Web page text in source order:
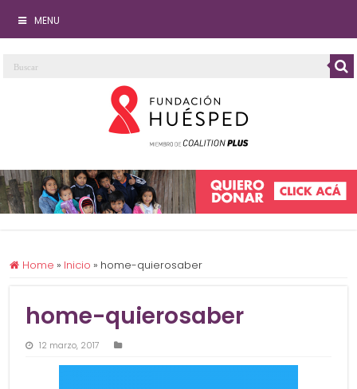
MENU
Home » Inicio » home-quierosaber
home-quierosaber
12 marzo, 2017